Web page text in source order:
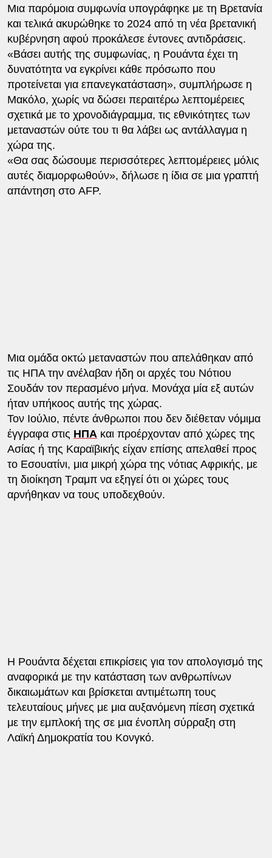
Μια παρόμοια συμφωνία υπογράφηκε με τη Βρετανία
και τελικά ακυρώθηκε το 2024 από τη νέα βρετανική
κυβέρνηση αφού προκάλεσε έντονες αντιδράσεις.
«Βάσει αυτής της συμφωνίας, η Ρουάντα έχει τη
δυνατότητα να εγκρίνει κάθε πρόσωπο που
προτείνεται για επανεγκατάσταση», συμπλήρωσε η
Μακόλο, χωρίς να δώσει περαιτέρω λεπτομέρειες
σχετικά με το χρονοδιάγραμμα, τις εθνικότητες των
μεταναστών ούτε του τι θα λάβει ως αντάλλαγμα η
χώρα της.
«Θα σας δώσουμε περισσότερες λεπτομέρειες μόλις
αυτές διαμορφωθούν», δήλωσε η ίδια σε μια γραπτή
απάντηση στο AFP.
Μια ομάδα οκτώ μεταναστών που απελάθηκαν από
τις ΗΠΑ την ανέλαβαν ήδη οι αρχές του Νότιου
Σουδάν τον περασμένο μήνα. Μονάχα μία εξ αυτών
ήταν υπήκοος αυτής της χώρας.
Τον Ιούλιο, πέντε άνθρωποι που δεν διέθεταν νόμιμα
έγγραφα στις ΗΠΑ και προέρχονταν από χώρες της
Ασίας ή της Καραϊβικής είχαν επίσης απελαθεί προς
το Εσουατίνι, μια μικρή χώρα της νότιας Αφρικής, με
τη διοίκηση Τραμπ να εξηγεί ότι οι χώρες τους
αρνήθηκαν να τους υποδεχθούν.
Η Ρουάντα δέχεται επικρίσεις για τον απολογισμό της
αναφορικά με την κατάσταση των ανθρωπίνων
δικαιωμάτων και βρίσκεται αντιμέτωπη τους
τελευταίους μήνες με μια αυξανόμενη πίεση σχετικά
με την εμπλοκή της σε μια ένοπλη σύρραξη στη
Λαϊκή Δημοκρατία του Κονγκό.